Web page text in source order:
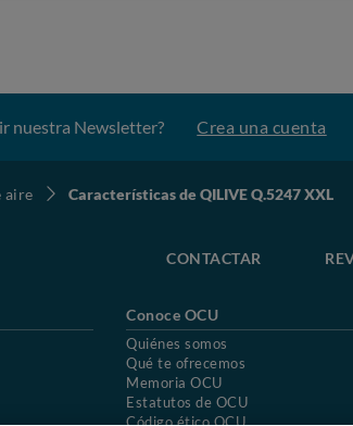
nuestra Newsletter? Crea una cuenta
aire Características de QILIVE Q.5247 XXL
CONTACTAR
Conoce OCU
Quiénes somos
Qué te ofrecemos
Memoria OCU
Estatutos de OCU
Código ético OCU